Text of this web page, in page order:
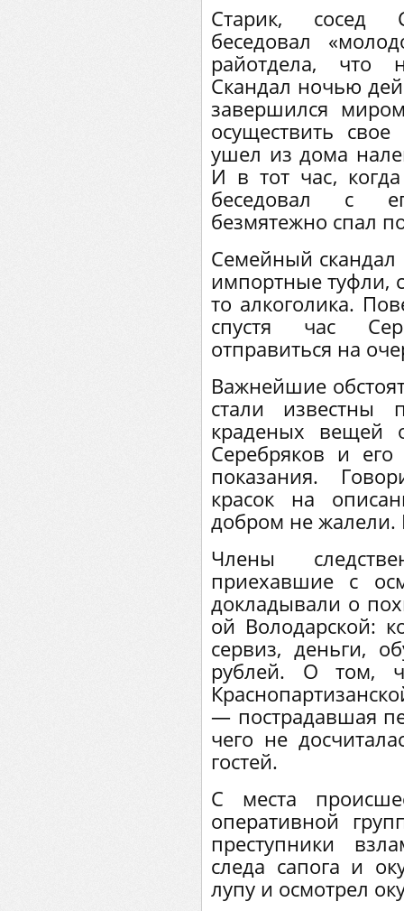
Старик, сосед
беседовал
райотдела, что
Скандал ночью
завершился
осуществить
ушел из дома
И в тот час,
беседовал с
безмятежно спал
Семейный
импортные туфли,
то алкоголика.
спустя час
отправиться на
Важнейшие
стали известны
краденых вещей
Серебряков и
показания.
красок на
добром не жалели.
Члены
приехавшие с
докладывали о
ой Володарской:
сервиз, деньги,
рублей. О том,
— пострадавшая
чего не
гостей.
С места
оперативной
преступники
следа сапога и
лупу и осмотрел